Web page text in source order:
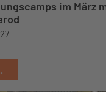
im März